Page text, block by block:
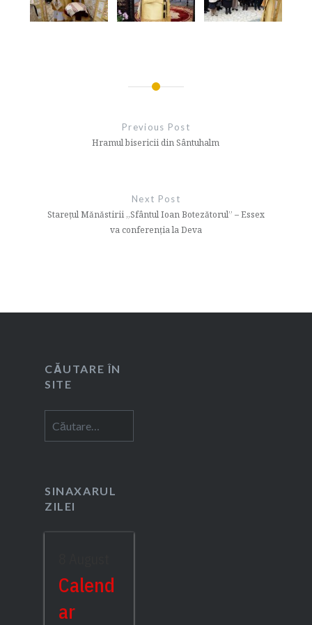
Previous Post
Hramul bisericii din Sântuhalm
Next Post
Starețul Mănăstirii „Sfântul Ioan Botezătorul” – Essex
va conferenția la Deva
CĂUTARE ÎN
SITE
după:
SINAXARUL
ZILEI
Calend
ar